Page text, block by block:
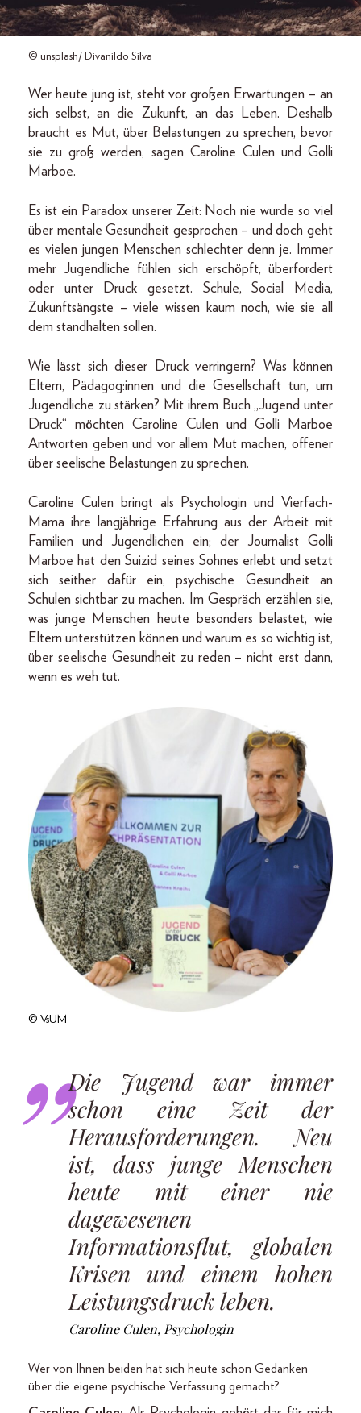
© unsplash/ Divanildo Silva
Wer heute jung ist, steht vor großen Erwartungen – an
sich selbst, an die Zukunft, an das Leben. Deshalb
braucht es Mut, über Belastungen zu sprechen, bevor
sie zu groß werden, sagen Caroline Culen und Golli
Marboe.
Es ist ein Paradox unserer Zeit: Noch nie wurde so viel
über mentale Gesundheit gesprochen – und doch geht
es vielen jungen Menschen schlechter denn je. Immer
mehr Jugendliche fühlen sich erschöpft, überfordert
oder unter Druck gesetzt. Schule, Social Media,
Zukunftsängste – viele wissen kaum noch, wie sie all
dem standhalten sollen.
Wie lässt sich dieser Druck verringern? Was können
Eltern, Pädagog:innen und die Gesellschaft tun, um
Jugendliche zu stärken? Mit ihrem Buch „Jugend unter
Druck“ möchten Caroline Culen und Golli Marboe
Antworten geben und vor allem Mut machen, offener
über seelische Belastungen zu sprechen.
Caroline Culen bringt als Psychologin und Vierfach-
Mama ihre langjährige Erfahrung aus der Arbeit mit
Familien und Jugendlichen ein; der Journalist Golli
Marboe hat den Suizid seines Sohnes erlebt und setzt
sich seither dafür ein, psychische Gesundheit an
Schulen sichtbar zu machen. Im Gespräch erzählen sie,
was junge Menschen heute besonders belastet, wie
Eltern unterstützen können und warum es so wichtig ist,
über seelische Gesundheit zu reden – nicht erst dann,
wenn es weh tut.
© VsUM
Die Jugend war immer
schon eine Zeit der
Herausforderungen. Neu
ist, dass junge Menschen
heute mit einer nie
dagewesenen
Informationsflut, globalen
Krisen und einem hohen
Leistungsdruck leben.
Caroline Culen, Psychologin
Wer von Ihnen beiden hat sich heute schon Gedanken
über die eigene psychische Verfassung gemacht?